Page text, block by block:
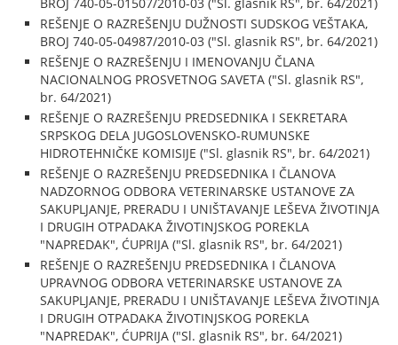
REŠENJE O RAZREŠENJU DUŽNOSTI SUDSKOG VEŠTAKA,
BROJ 740-05-04987/2010-03 ("Sl. glasnik RS", br. 64/2021)
REŠENJE O RAZREŠENJU I IMENOVANJU ČLANA
NACIONALNOG PROSVETNOG SAVETA ("Sl. glasnik RS",
br. 64/2021)
REŠENJE O RAZREŠENJU PREDSEDNIKA I SEKRETARA
SRPSKOG DELA JUGOSLOVENSKO-RUMUNSKE
HIDROTEHNIČKE KOMISIJE ("Sl. glasnik RS", br. 64/2021)
REŠENJE O RAZREŠENJU PREDSEDNIKA I ČLANOVA
NADZORNOG ODBORA VETERINARSKE USTANOVE ZA
SAKUPLJANJE, PRERADU I UNIŠTAVANJE LEŠEVA ŽIVOTINJA
I DRUGIH OTPADAKA ŽIVOTINJSKOG POREKLA
"NAPREDAK", ĆUPRIJA ("Sl. glasnik RS", br. 64/2021)
REŠENJE O RAZREŠENJU PREDSEDNIKA I ČLANOVA
UPRAVNOG ODBORA VETERINARSKE USTANOVE ZA
SAKUPLJANJE, PRERADU I UNIŠTAVANJE LEŠEVA ŽIVOTINJA
I DRUGIH OTPADAKA ŽIVOTINJSKOG POREKLA
"NAPREDAK", ĆUPRIJA ("Sl. glasnik RS", br. 64/2021)